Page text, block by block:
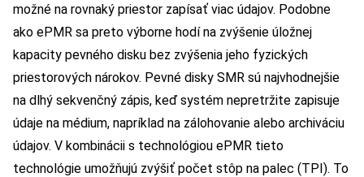
možné na rovnaký priestor zapísať viac údajov. Podobne
ako ePMR sa preto výborne hodí na zvýšenie úložnej
kapacity pevného disku bez zvýšenia jeho fyzických
priestorových nárokov. Pevné disky SMR sú najvhodnejšie
na dlhý sekvenčný zápis, keď systém nepretržite zapisuje
údaje na médium, napríklad na zálohovanie alebo archiváciu
údajov. V kombinácii s technológiou ePMR tieto
technológie umožňujú zvýšiť počet stôp na palec (TPI). To